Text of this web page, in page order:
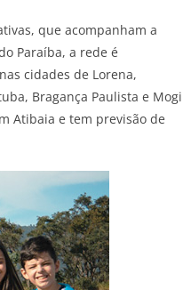
que acompanham a
Paraíba, a rede é
cidades de Lorena,
Bragança Paulista e Mogi
Atibaia e tem previsão de